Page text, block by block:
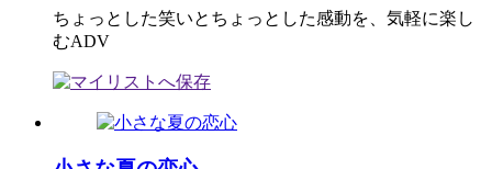
ちょっとした笑いとちょっとした感動を、気軽に楽し
むADV